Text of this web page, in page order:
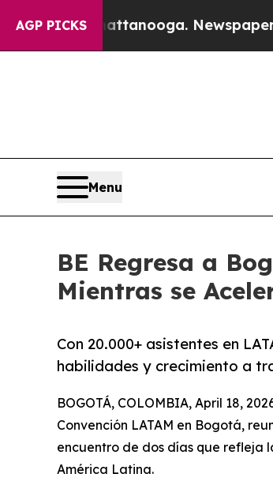
AGP PICKS Newspaper Owner
Menu
BE Regresa a
Mientras se
Con 20.000+ asistentes en
habilidades y crecimiento a
BOGOTÁ, COLOMBIA, April 18,
Convención LATAM en Bogotá,
encuentro de dos días que refleja
América Latina.